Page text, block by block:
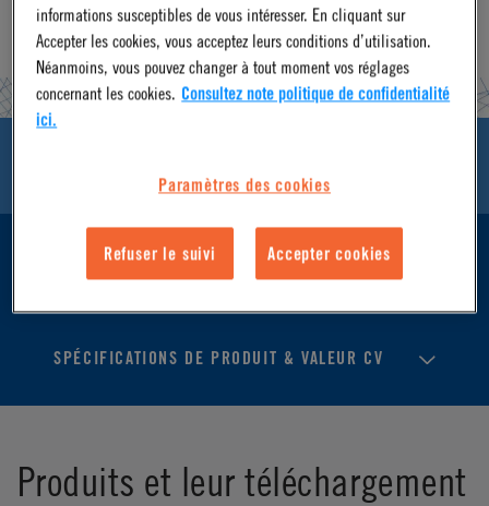
CARACTÉRISTIQUES & AVANTAGES
SPÉCIFICATIONS DE PRODUIT & VALEUR CV
Produits et leur téléchargement
informations susceptibles de vous intéresser. En cliquant sur
Accepter les cookies, vous acceptez leurs conditions d’utilisation.
Néanmoins, vous pouvez changer à tout moment vos réglages
concernant les cookies. Consultez note politique de confidentialité
ici.
Paramètres des cookies
Refuser le suivi Accepter cookies